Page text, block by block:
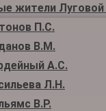
жители Луговой
П.С.
В.М.
А.С.
Л.Н.
В.Р.